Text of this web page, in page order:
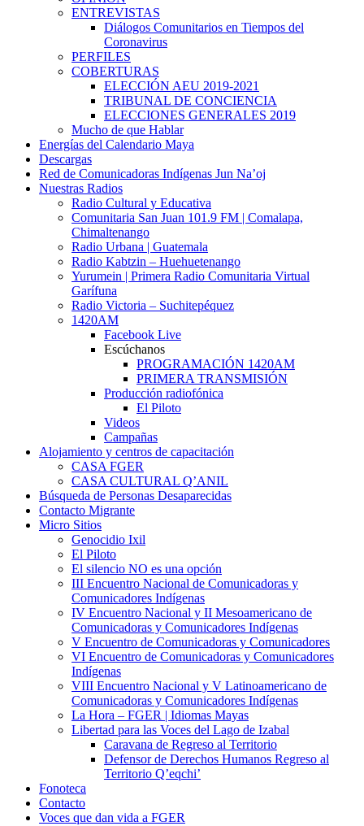
ENTREVISTAS
Diálogos Comunitarios en Tiempos del
Coronavirus
PERFILES
COBERTURAS
ELECCIÓN AEU 2019-2021
TRIBUNAL DE CONCIENCIA
ELECCIONES GENERALES 2019
Mucho de que Hablar
Energías del Calendario Maya
Descargas
Red de Comunicadoras Indígenas Jun Na’oj
Nuestras Radios
Radio Cultural y Educativa
Comunitaria San Juan 101.9 FM | Comalapa,
Chimaltenango
Radio Urbana | Guatemala
Radio Kabtzin – Huehuetenango
Yurumein | Primera Radio Comunitaria Virtual
Garífuna
Radio Victoria – Suchitepéquez
1420AM
Facebook Live
Escúchanos
PROGRAMACIÓN 1420AM
PRIMERA TRANSMISIÓN
Producción radiofónica
El Piloto
Videos
Campañas
Alojamiento y centros de capacitación
CASA FGER
CASA CULTURAL Q’ANIL
Búsqueda de Personas Desaparecidas
Contacto Migrante
Micro Sitios
Genocidio Ixil
El Piloto
El silencio NO es una opción
III Encuentro Nacional de Comunicadoras y
Comunicadores Indígenas
IV Encuentro Nacional y II Mesoamericano de
Comunicadoras y Comunicadores Indígenas
V Encuentro de Comunicadoras y Comunicadores
VI Encuentro de Comunicadoras y Comunicadores
Indígenas
VIII Encuentro Nacional y V Latinoamericano de
Comunicadoras y Comunicadores Indígenas
La Hora – FGER | Idiomas Mayas
Libertad para las Voces del Lago de Izabal
Caravana de Regreso al Territorio
Defensor de Derechos Humanos Regreso al
Territorio Q’eqchi’
Fonoteca
Contacto
Voces que dan vida a FGER